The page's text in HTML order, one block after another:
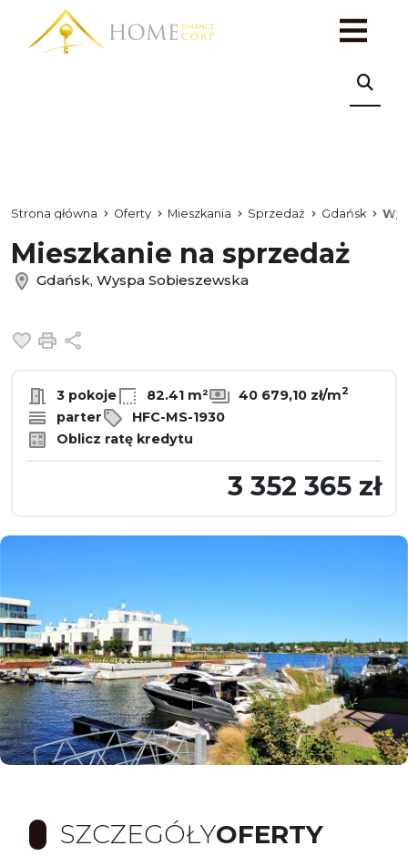
Strona główna Oferty Mieszkania Sprzedaż Gdańsk
Mieszkanie na sprzedaż
Gdańsk, Wyspa Sobieszewska
Dodaj do ulubionych
Drukuj
3 pokoje 82.41 m² 40 679,10 zł/m2
parter
HFC-MS-1930
Oblicz ratę kredytu
3 352 365 zł
SZCZEGÓŁYOFERTY